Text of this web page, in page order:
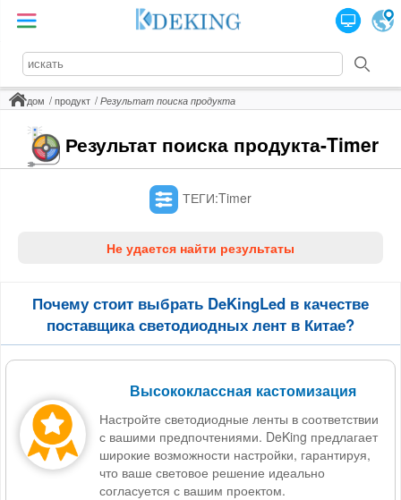
дом продукт Результат поиска продукта
Результат поиска продукта-Timer
ТЕГИ:Timer
Не удается найти результаты
Почему стоит выбрать DeKingLed в качестве
поставщика светодиодных лент в Китае?
Высококлассная кастомизация
Настройте светодиодные ленты в соответствии
с вашими предпочтениями. DeKing предлагает
широкие возможности настройки, гарантируя,
что ваше световое решение идеально
согласуется с вашим проектом.